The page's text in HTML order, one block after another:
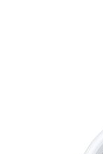
alarmsystemen